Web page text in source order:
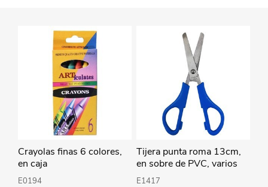
Crayolas finas 6 colores,
en caja
E0194
Tijera punta roma 13cm,
en sobre de PVC, varios
colores
E1417